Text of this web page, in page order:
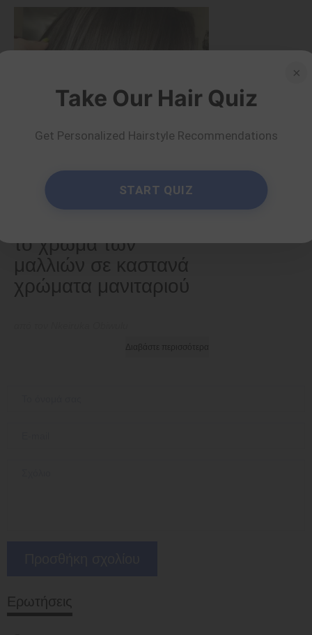
το χρώμα των
μαλλιών σε καστανά
χρώματα μανιταριού
Ερωτήσεις
×
Take Our Hair Quiz
Get Personalized Hairstyle Recommendations
START QUIZ